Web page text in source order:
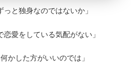
っと独身なのではないか」
恋愛をしている気配がない」
かした方がいいのでは」